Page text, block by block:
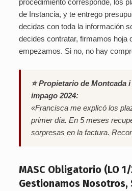
procedimiento corresponde, los
de Instancia, y te entrego
decidas con toda la información
decides contratar, firmamos hoja
empezamos. Si no, no hay
⭐ Propietario de Montcada
impago 2024:
«Francisca me explicó los
primer día. En 5 meses
sorpresas en la factura.
MASC Obligatorio (LO
Gestionamos Nosotros,